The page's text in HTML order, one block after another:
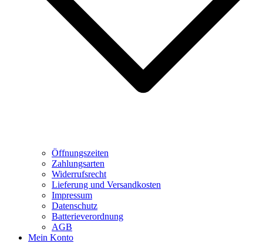
Öffnungszeiten
Zahlungsarten
Widerrufsrecht
Lieferung und Versandkosten
Impressum
Datenschutz
Batterieverordnung
AGB
Mein Konto